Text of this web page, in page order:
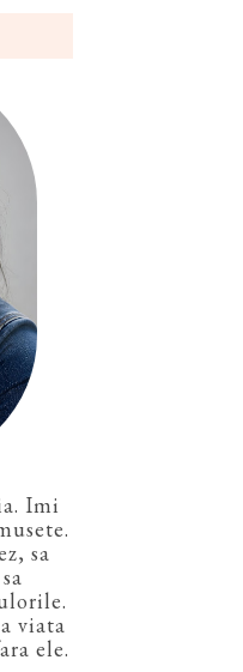
Imi
sa
viata
ele.